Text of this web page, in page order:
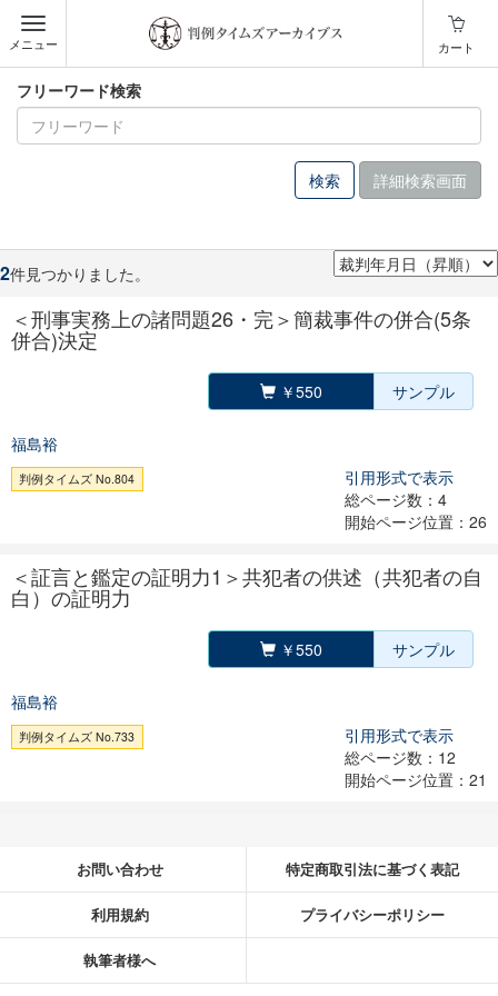
メニュー カート
フリーワード検索
詳細検索画面
2件見つかりました。
＜刑事実務上の諸問題26・完＞簡裁事件の併合(5条
併合)決定
￥550 サンプル
福島裕
判例タイムズ No.804
引用形式で表示
総ページ数：4
開始ページ位置：26
＜証言と鑑定の証明力1＞共犯者の供述（共犯者の自
白）の証明力
￥550 サンプル
福島裕
判例タイムズ No.733
引用形式で表示
総ページ数：12
開始ページ位置：21
お問い合わせ 特定商取引法に基づく表記
利用規約 プライバシーポリシー
執筆者様へ